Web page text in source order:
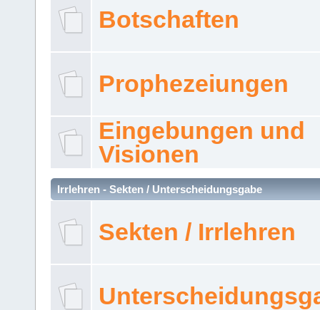
Botschaften
Prophezeiungen
Eingebungen und
Visionen
Irrlehren - Sekten / Unterscheidungsgabe
Sekten / Irrlehren